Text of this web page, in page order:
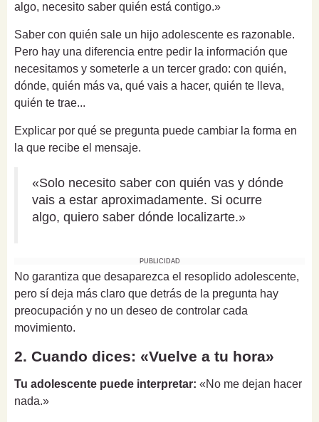
algo, necesito saber quién está contigo.»
Saber con quién sale un hijo adolescente es razonable.
Pero hay una diferencia entre pedir la información que
necesitamos y someterle a un tercer grado: con quién,
dónde, quién más va, qué vais a hacer, quién te lleva,
quién te trae...
Explicar por qué se pregunta puede cambiar la forma en
la que recibe el mensaje.
«Solo necesito saber con quién vas y dónde
vais a estar aproximadamente. Si ocurre
algo, quiero saber dónde localizarte.»
PUBLICIDAD
No garantiza que desaparezca el resoplido adolescente,
pero sí deja más claro que detrás de la pregunta hay
preocupación y no un deseo de controlar cada
movimiento.
2. Cuando dices: «Vuelve a tu hora»
Tu adolescente puede interpretar: «No me dejan hacer
nada.»